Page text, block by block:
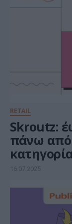
RETAIL
Skroutz:
πάνω από
16.07.2025